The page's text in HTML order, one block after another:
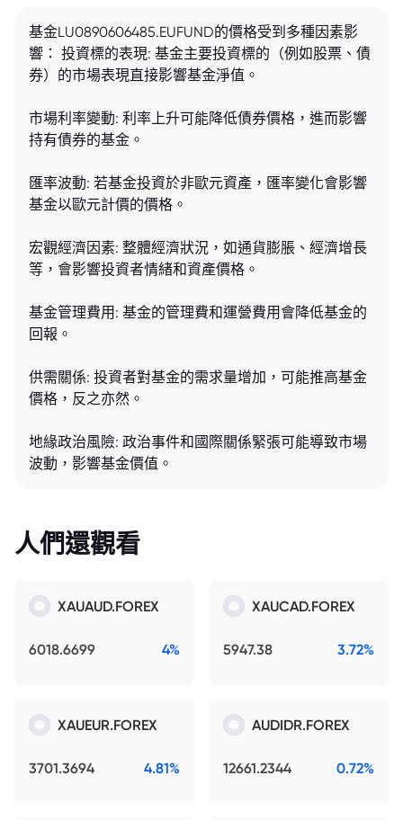
基金LU0890606485.EUFUND的價格受到多種因素影
響： 投資標的表現: 基金主要投資標的（例如股票、債
券）的市場表現直接影響基金淨值。
市場利率變動: 利率上升可能降低債券價格，進而影響
持有債券的基金。
匯率波動: 若基金投資於非歐元資產，匯率變化會影響
基金以歐元計價的價格。
宏觀經濟因素: 整體經濟狀況，如通貨膨脹、經濟增長
等，會影響投資者情緒和資產價格。
基金管理費用: 基金的管理費和運營費用會降低基金的
回報。
供需關係: 投資者對基金的需求量增加，可能推高基金
價格，反之亦然。
地緣政治風險: 政治事件和國際關係緊張可能導致市場
波動，影響基金價值。
人們還觀看
XAUAUD.FOREX
6018.6699 4%
XAUCAD.FOREX
5947.38 3.72%
XAUEUR.FOREX
3701.3694 4.81%
AUDIDR.FOREX
12661.2344 0.72%